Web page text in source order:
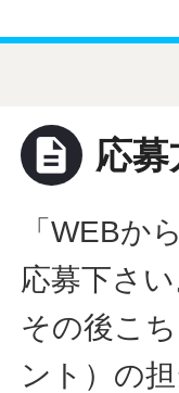
description 応募
「WEBか
応募下さい
その後こ
ント）の